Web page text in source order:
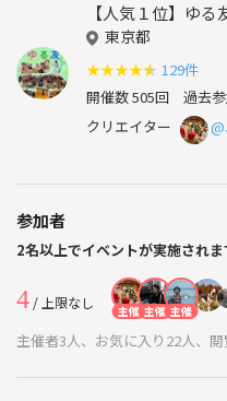
【人気１位】ゆる
東京都
★★★★★ 129件
開催数 505回 過去参
クリエイター
参加者
2名以上でイベントが実施されま
4/ 上限なし 主催 主催 主催
主催者3人、お気に入り22人、閲